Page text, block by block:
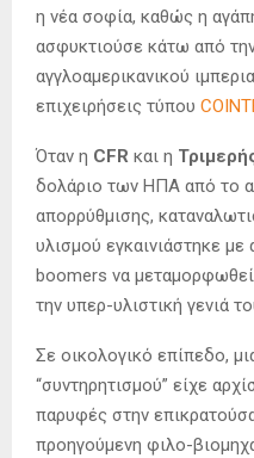
η νέα σοφία, καθώς η
ασφυκτιούσε κάτω από
αγγλοαμερικανικού
επιχειρήσεις τύπου
Όταν η CFR και η
δολάριο των ΗΠΑ από το
απορρύθμισης,
υλισμού εγκαινιάστηκε
boomers να μεταμορφωθεί
την υπερ-υλιστική γενιά
Σε οικολογικό επίπεδο,
“συντηρητισμού” είχε
παρυφές στην
προηγούμενη φιλο-